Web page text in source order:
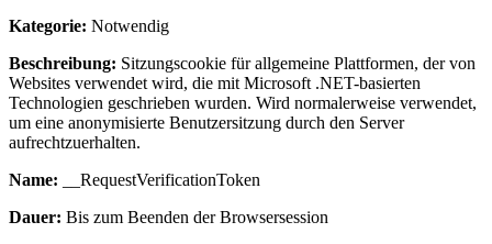
Kategorie: Notwendig
Beschreibung: Sitzungscookie für allgemeine Plattformen, der von
Websites verwendet wird, die mit Microsoft .NET-basierten
Technologien geschrieben wurden. Wird normalerweise verwendet,
um eine anonymisierte Benutzersitzung durch den Server
aufrechtzuerhalten.
Name: __RequestVerificationToken
Dauer: Bis zum Beenden der Browsersession